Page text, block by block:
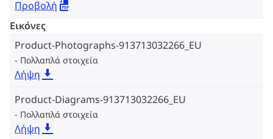
Προβολή
Εικόνες
Product-Photographs-913713032266_EU
Πολλαπλά στοιχεία
Λήψη
Product-Diagrams-913713032266_EU
Πολλαπλά στοιχεία
Λήψη